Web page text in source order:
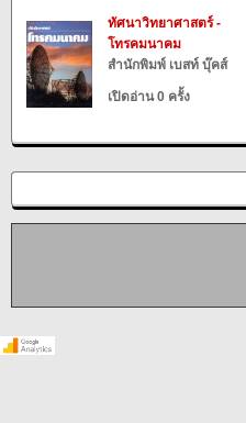
ทัศนาวิทยาศาสตร์ -
โทรคมนาคม
สำนักพิมพ์ เบสท์ บุ๊คส์
เปิดอ่าน 0 ครั้ง